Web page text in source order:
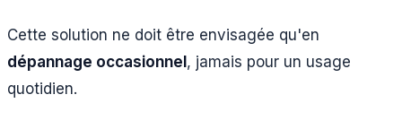
Cette solution ne doit être envisagée qu'en
dépannage occasionnel, jamais pour un usage
quotidien.